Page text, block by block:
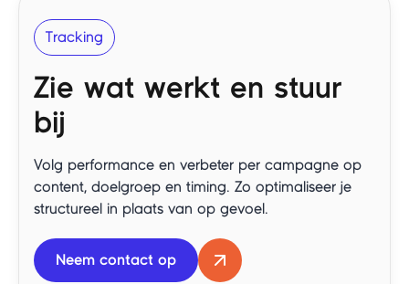
Tracking
Zie wat werkt en stuur
bij
Volg performance en verbeter per campagne op
content, doelgroep en timing. Zo optimaliseer je
structureel in plaats van op gevoel.
Neem contact op